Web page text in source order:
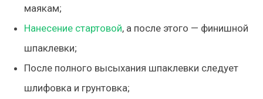
маякам;
Нанесение стартовой, а после этого — финишной
шпаклевки;
После полного высыхания шпаклевки следует
шлифовка и грунтовка;